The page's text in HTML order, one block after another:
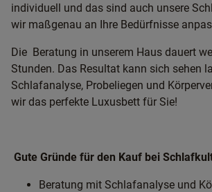
individuell und das sind auch unsere
wir maßgenau an Ihre Bedürfnisse
Die Beratung in unserem Haus dauert
Stunden. Das Resultat kann sich sehen
Schlafanalyse, Probeliegen und
wir das perfekte Luxusbett für Sie!
Gute Gründe für den Kauf bei
Beratung mit Schlafanalyse und